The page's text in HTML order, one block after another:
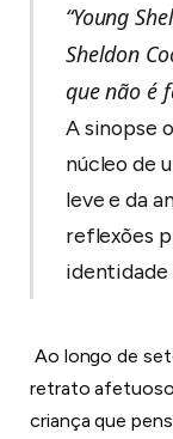
“Young
Sheldon
que não é
A sinopse
núcleo de
leve e da
reflexões
Ao longo de
retrato
criança que